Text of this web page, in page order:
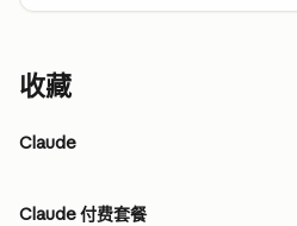
收藏
Claude
Claude 付费套餐